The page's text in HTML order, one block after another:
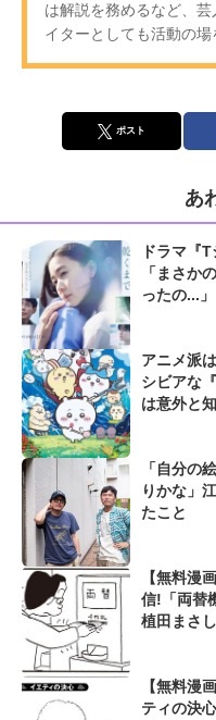
は解説を務めるなど、
イターとしても活動の場
ポスト
あ
ドラマ『
「まさか
ったの...」
アニメ派
シビアな
は意外と
「自分の
りかな」
たこと
【無料漫
信!「両替
植田まさし
【無料漫
ティの決